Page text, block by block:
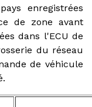
enregistrées
de zone avant
dans l'ECU de
du réseau
de véhicule